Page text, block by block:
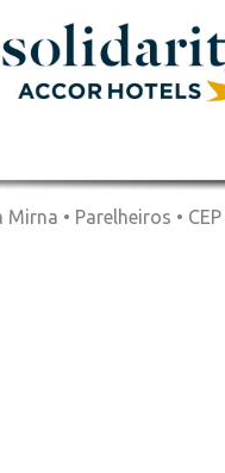
• Parelheiros •